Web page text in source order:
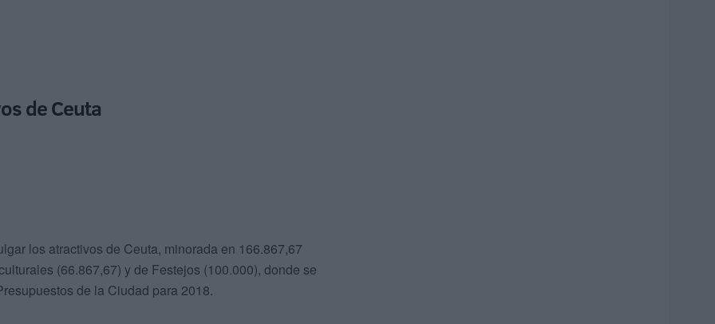
de Ceuta
los atractivos de Ceuta, minorada en 166.867,67
(66.867,67) y de Festejos (100.000), donde se
de la Ciudad para 2018.